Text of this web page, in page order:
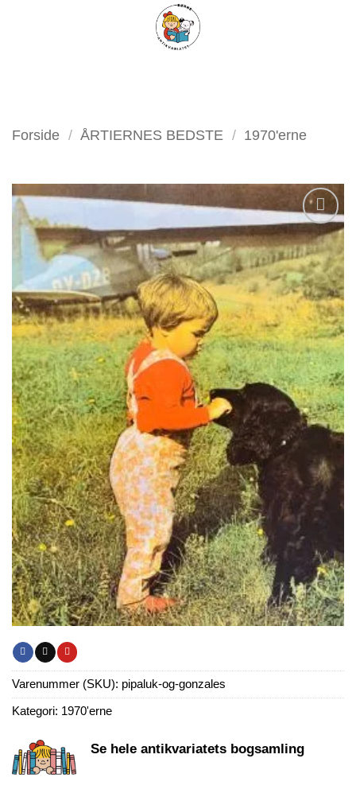
FILTER
Forside / ÅRTIERNES BEDSTE / 1970'erne
Tilføj
som
favorit
Varenummer (SKU): pipaluk-og-gonzales
Kategori: 1970'erne
Se hele antikvariatets bogsamling